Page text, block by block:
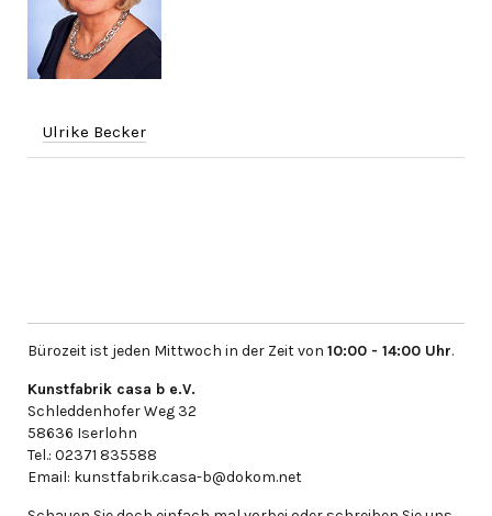
Ulrike Becker
Bürozeit ist jeden Mittwoch in der Zeit von 10:00 - 14:00 Uhr.
Kunstfabrik casa b e.V.
Schleddenhofer Weg 32
58636 Iserlohn
Tel.: 02371 835588
Email: kunstfabrik.casa-b@dokom.net